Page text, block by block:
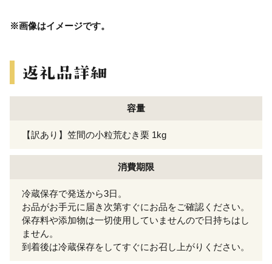
※画像はイメージです。
容量
【訳あり】笠間の小粒荒むき栗 1kg
消費期限
冷蔵保存で発送から3日。
お品がお手元に届き次第すぐにお品をご確認ください。
保存料や添加物は一切使用していませんので日持ちはし
ません。
到着後は冷蔵保存をしてすぐにお召し上がりください。